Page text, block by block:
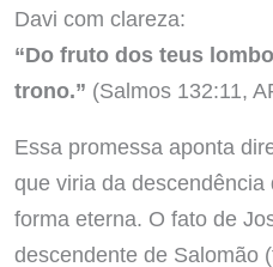
Davi com clareza:
“Do fruto dos teus
trono.” (Salmos 132:11,
Essa promessa aponta
que viria da
forma eterna. O fato de
descendente de Salomão